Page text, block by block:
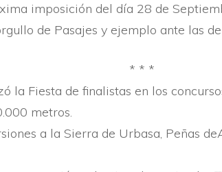
imposición del dí­a 28 de
de Pasajes y ejemplo ante las
* * *
la Fiesta de finalistas en los
metros.
a la Sierra de Urbasa, Peñas